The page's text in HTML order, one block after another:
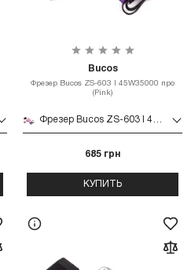
Bucos
Фрезер Bucos ZS-603 l 45W35000 про
(Pink)
Фрезер Bucos ZS-603 l 45W35000 про (Pink)
685 грн
КУПИТЬ